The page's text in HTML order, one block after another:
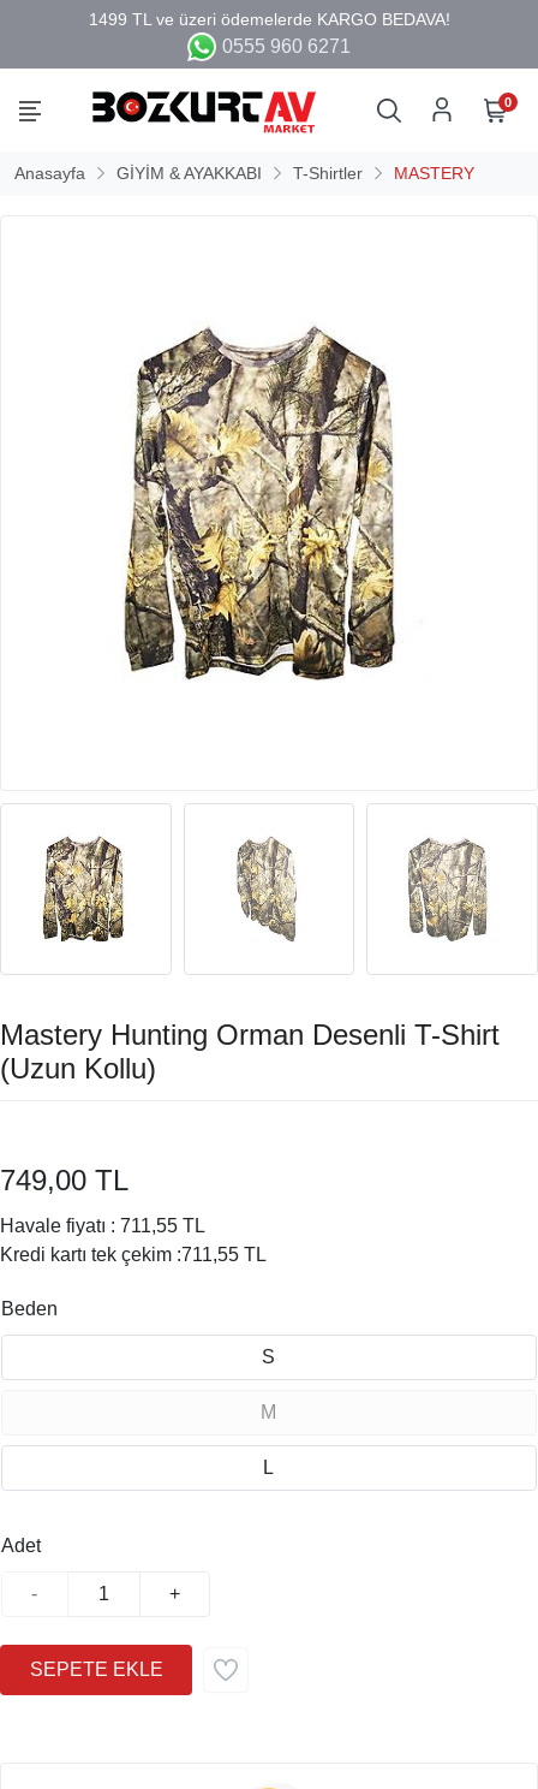
0555 960 6271
0
Anasayfa GİYİM & AYAKKABI T-Shirtler MASTERY
Mastery Hunting Orman Desenli T-Shirt
(Uzun Kollu)
749,00 TL
Havale fiyatı : 711,55 TL
Kredi kartı tek çekim :711,55 TL
Beden
S
M
L
Adet
- +